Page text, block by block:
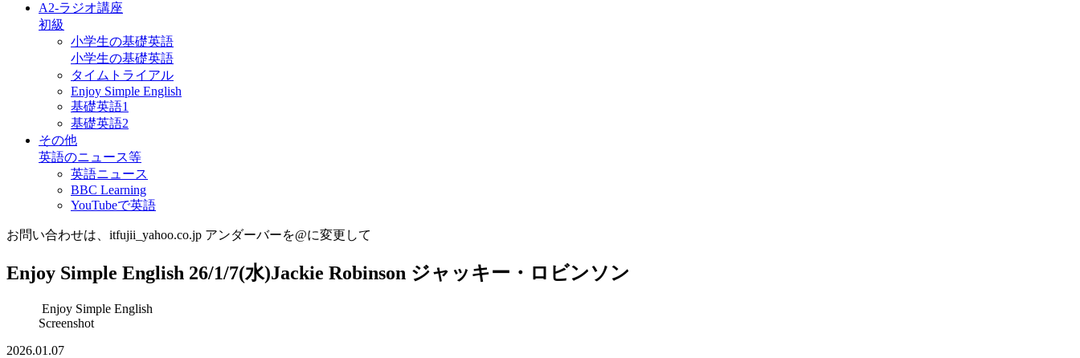
A2-ラジオ講座
初級
小学生の基礎英語
小学生の基礎英語
タイムトライアル
Enjoy Simple English
基礎英語1
基礎英語2
その他
英語のニュース等
英語ニュース
BBC Learning
YouTubeで英語
お問い合わせは、itfujii_yahoo.co.jp アンダーバーを@に変更して
Enjoy Simple English 26/1/7(水)Jackie Robinson ジャッキー・ロビンソン
Enjoy Simple English
Screenshot
2026.01.07